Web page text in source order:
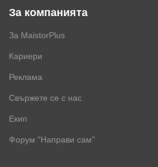
За компанията
За MaistorPlus
Кариери
Реклама
Свържете се с нас
Екип
Форум "Направи сам"